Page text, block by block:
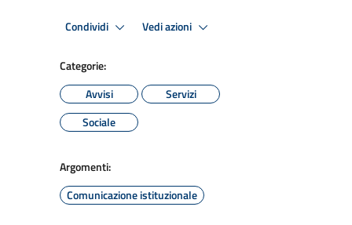
Condividi Vedi azioni
Categorie:
Avvisi
Servizi
Sociale
Argomenti:
Comunicazione istituzionale